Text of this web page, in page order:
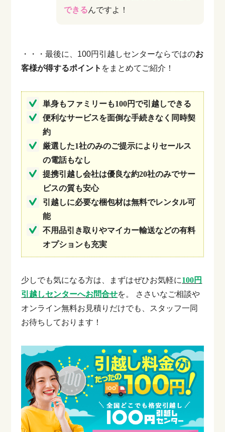
できるんですよ！
・・・最後に、100円引越しセンターならではのお
客様が得するポイント をまとめてご紹介！
単身もファミリーも100円で引越しできる
便利なサービスを面倒な手続きなく同時契
約
厳選した1社のみのご提示によりセールス
の電話もなし
提携引越し会社は優良な約20社のみでサー
ビスの質も安心
引越しに必要な梱包材は無料でレンタル可
能
不用品引き取りやマイカー輸送などの有料
オプションも充実
少しでも気になる方は、まずはぜひお気軽に100円
引越しセンターへお問合せを。
ささいなご相談や
オンライン無料お見積りだけでも、スタッフ一同
お待ちしております！